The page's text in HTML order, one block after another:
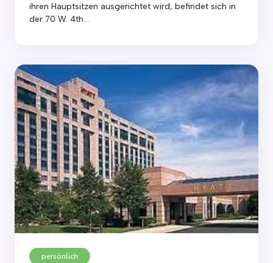
ihren Hauptsitzen ausgerichtet wird, befindet sich in
der 70 W. 4th...
persönlich